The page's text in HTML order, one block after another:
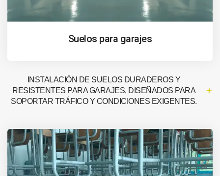
Suelos para garajes
INSTALACIÓN DE SUELOS DURADEROS Y
RESISTENTES PARA GARAJES, DISEÑADOS PARA
SOPORTAR TRÁFICO Y CONDICIONES EXIGENTES.